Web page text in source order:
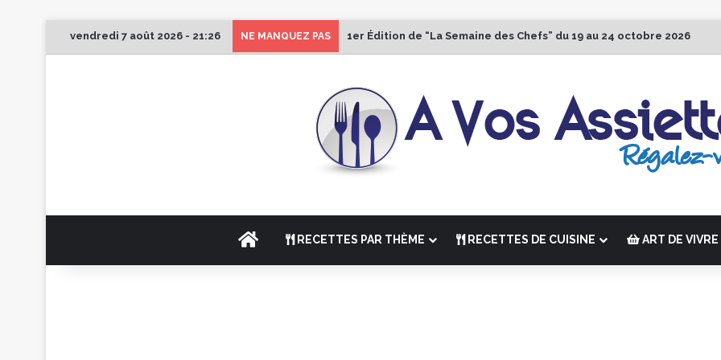
vendredi 7 août 2026 - 21:26 NE MANQUEZ PAS 1er Édition de “La Semaine des Chefs” du 19 au 24 octobre 2026
ACCUEILRECETTES PAR THÈME RECETTES DE CUISINE ART DE VIVRE